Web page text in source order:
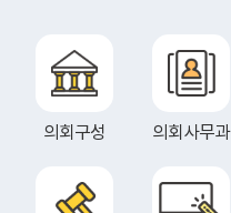
의회구성 의회사무과